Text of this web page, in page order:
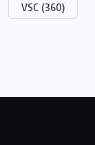
VSC (360)